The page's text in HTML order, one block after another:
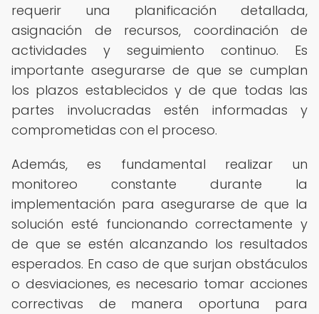
requerir una planificación detallada,
asignación de recursos, coordinación de
actividades y seguimiento continuo. Es
importante asegurarse de que se cumplan
los plazos establecidos y de que todas las
partes involucradas estén informadas y
comprometidas con el proceso.
Además, es fundamental realizar un
monitoreo constante durante la
implementación para asegurarse de que la
solución esté funcionando correctamente y
de que se estén alcanzando los resultados
esperados. En caso de que surjan obstáculos
o desviaciones, es necesario tomar acciones
correctivas de manera oportuna para